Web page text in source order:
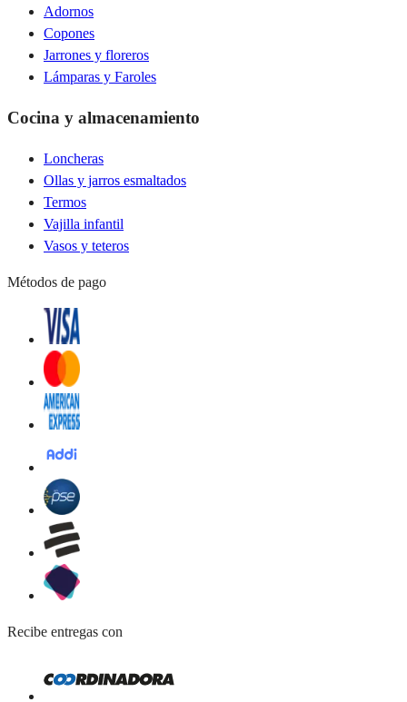
Adornos
Copones
Jarrones y floreros
Lámparas y Faroles
Cocina y almacenamiento
Loncheras
Ollas y jarros esmaltados
Termos
Vajilla infantil
Vasos y teteros
Métodos de pago
Recibe entregas con